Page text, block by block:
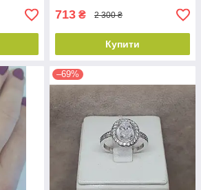
713 ₴ 2 300 ₴
Купити
–69%